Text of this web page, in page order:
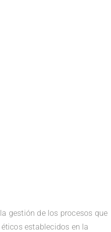
gestión de los procesos que
establecidos en la